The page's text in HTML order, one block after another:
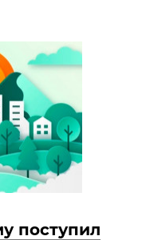
поступил